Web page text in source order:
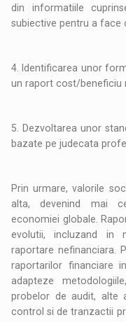
din informatiile
subiective pentru a face
4. Identificarea unor
un raport cost/beneficiu
5. Dezvoltarea unor
bazate pe judecata
Prin urmare, valorile
alta, devenind mai
economiei globale.
evolutii, incluzand in
raportare nefinanciara.
raportarilor financiare
adapteze
probelor de audit, alte
control si de tranzactii